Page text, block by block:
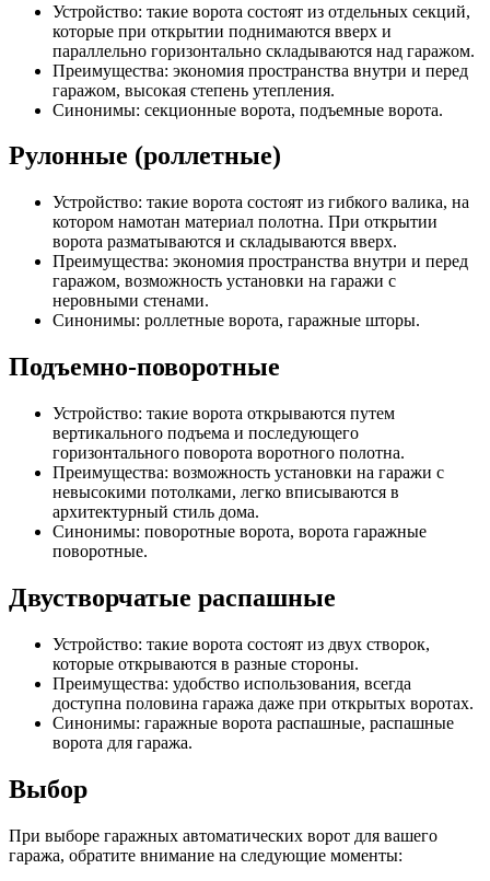
Устройство: такие ворота состоят из отдельных секций,
которые при открытии поднимаются вверх и
параллельно горизонтально складываются над гаражом.
Преимущества: экономия пространства внутри и перед
гаражом, высокая степень утепления.
Синонимы: секционные ворота, подъемные ворота.
Рулонные (роллетные)
Устройство: такие ворота состоят из гибкого валика, на
котором намотан материал полотна. При открытии
ворота разматываются и складываются вверх.
Преимущества: экономия пространства внутри и перед
гаражом, возможность установки на гаражи с
неровными стенами.
Синонимы: роллетные ворота, гаражные шторы.
Подъемно-поворотные
Устройство: такие ворота открываются путем
вертикального подъема и последующего
горизонтального поворота воротного полотна.
Преимущества: возможность установки на гаражи с
невысокими потолками, легко вписываются в
архитектурный стиль дома.
Синонимы: поворотные ворота, ворота гаражные
поворотные.
Двустворчатые распашные
Устройство: такие ворота состоят из двух створок,
которые открываются в разные стороны.
Преимущества: удобство использования, всегда
доступна половина гаража даже при открытых воротах.
Синонимы: гаражные ворота распашные, распашные
ворота для гаража.
Выбор
При выборе гаражных автоматических ворот для вашего
гаража, обратите внимание на следующие моменты: